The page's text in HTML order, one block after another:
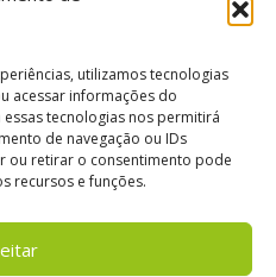
utilizamos tecnologias
acessar informações do
tecnologias nos permitirá
de navegação ou IDs
ou retirar o consentimento pode
recursos e funções.